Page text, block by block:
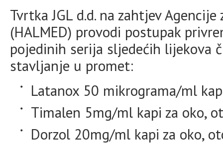
Tvrtka JGL d.d. na zahtjev
(HALMED) provodi postupak
pojedinih serija sljedećih lijekova
stavljanje u promet:
Latanox 50 mikrograma/ml
Timalen 5mg/ml kapi za oko,
Dorzol 20mg/ml kapi za oko,